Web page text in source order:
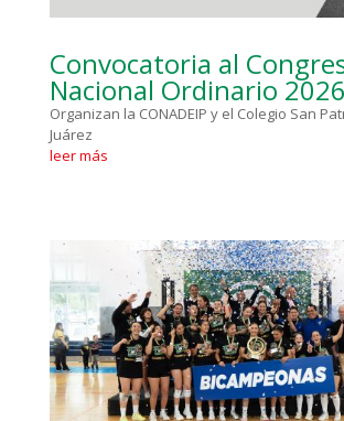
Convocatoria al
Nacional Ordinario 2026
Organizan la CONADEIP y el Colegio San
Juárez
leer más